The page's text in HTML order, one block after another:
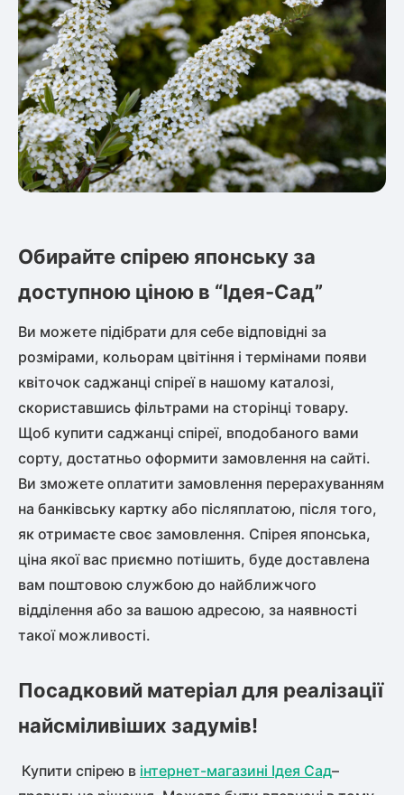
Обирайте спірею японську за
доступною ціною в “Ідея-Сад”
Ви можете підібрати для себе відповідні за
розмірами, кольорам цвітіння і термінами появи
квіточок саджанці спіреї в нашому каталозі,
скориставшись фільтрами на сторінці товару.
Щоб купити саджанці спіреї, вподобаного вами
сорту, достатньо оформити замовлення на сайті.
Ви зможете оплатити замовлення перерахуванням
на банківську картку або післяплатою, після того,
як отримаєте своє замовлення. Спірея японська,
ціна якої вас приємно потішить, буде доставлена
вам поштовою службою до найближчого
відділення або за вашою адресою, за наявності
такої можливості.
Посадковий матеріал для реалізації
найсміливіших задумів!
Купити спірею в інтернет-магазині Ідея Сад–